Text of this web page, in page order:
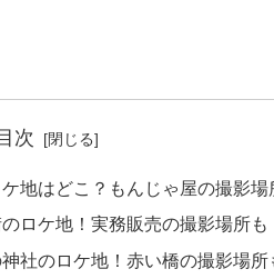
次
地はどこ？もんじゃ屋の撮影場
ロケ地！実務販売の撮影場所も
社のロケ地！赤い橋の撮影場所